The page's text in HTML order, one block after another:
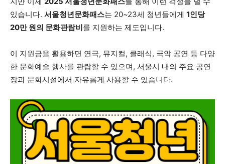
있습니다. 서울청년문화패스는 20~23세 청년들에게 1인당
20만 원의 문화관람비를 지원하는 제도입니다.
이 지원금을 활용하면 연극, 뮤지컬, 클래식, 국악 공연 등 다양
한 문화예술 행사를 관람할 수 있으며, 서울시 내의 주요 공연
장과 문화시설에서 자유롭게 사용할 수 있습니다.